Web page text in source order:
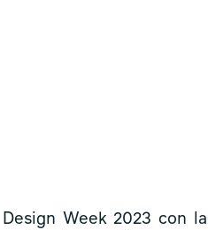
Week 2023 con la